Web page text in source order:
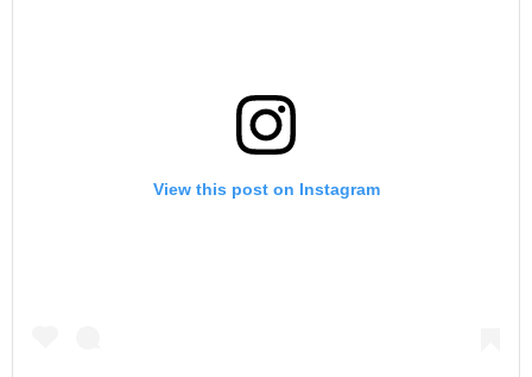
View this post on Instagram